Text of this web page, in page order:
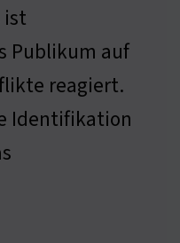
ist
Publikum auf
reagiert.
Identifikation